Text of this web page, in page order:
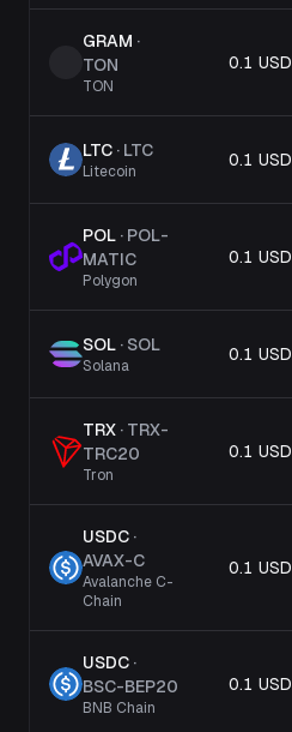
GRAM ·
TON
TON
0.1 USD
LTC · LTC
Litecoin
0.1 USD
POL · POL-
MATIC
Polygon
0.1 USD
SOL · SOL
Solana
0.1 USD
TRX · TRX-
TRC20
Tron
0.1 USD
USDC ·
AVAX-C
Avalanche C-
Chain
0.1 USD
USDC ·
BSC-BEP20
BNB Chain
0.1 USD